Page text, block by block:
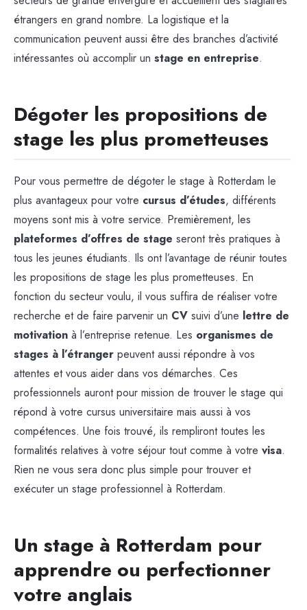
étrangers en grand nombre. La logistique et la
communication peuvent aussi être des branches d’activité
intéressantes où accomplir un stage en entreprise.
Dégoter les propositions de
stage les plus prometteuses
Pour vous permettre de dégoter le stage à Rotterdam le
plus avantageux pour votre cursus d’études, différents
moyens sont mis à votre service. Premièrement, les
plateformes d’offres de stage seront très pratiques à
tous les jeunes étudiants. Ils ont l’avantage de réunir toutes
les propositions de stage les plus prometteuses. En
fonction du secteur voulu, il vous suffira de réaliser votre
recherche et de faire parvenir un CV suivi d’une lettre de
motivation à l’entreprise retenue. Les organismes de
stages à l’étranger peuvent aussi répondre à vos
attentes et vous aider dans vos démarches. Ces
professionnels auront pour mission de trouver le stage qui
répond à votre cursus universitaire mais aussi à vos
compétences. Une fois trouvé, ils rempliront toutes les
formalités relatives à votre séjour tout comme à votre visa.
Rien ne vous sera donc plus simple pour trouver et
exécuter un stage professionnel à Rotterdam.
Un stage à Rotterdam pour
apprendre ou perfectionner
votre anglais